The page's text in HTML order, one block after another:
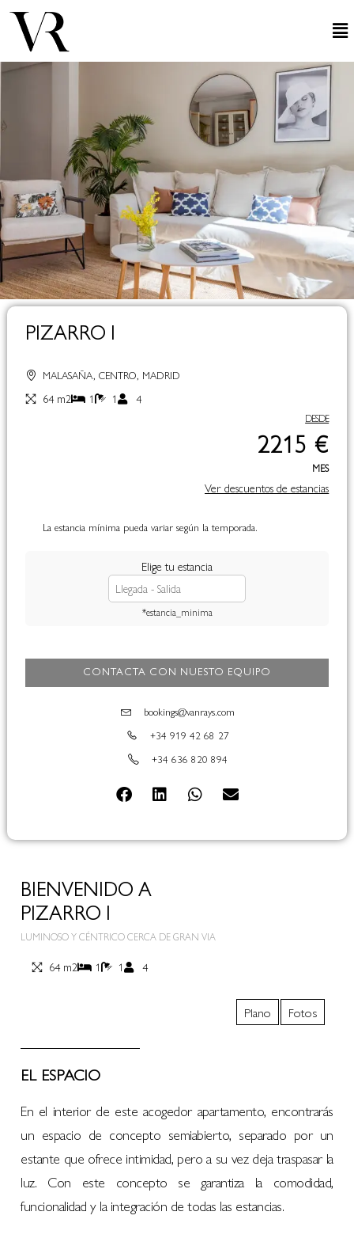
BIENVENIDO A
PIZARRO I
LUMINOSO Y CÉNTRICO CERCA DE GRAN VIA
64 m2 1 1 4
Plano Fotos
EL ESPACIO
En el interior de este acogedor apartamento, encontrarás
un espacio de concepto semiabierto, separado por un
estante que ofrece intimidad, pero a su vez deja traspasar la
luz. Con este concepto se garantiza la comodidad,
funcionalidad y la integración de todas las estancias.
PIZARRO I
MALASAÑA, CENTRO, MADRID
64 m2 1 1 4
DESDE
2215 €
MES
Ver descuentos de estancias
La estancia mínima pueda variar según la temporada.
Elige tu estancia
*estancia_minima
CONTACTA CON NUESTO EQUIPO
bookings@vanrays.com
+34 919 42 68 27
+34 636 820 894